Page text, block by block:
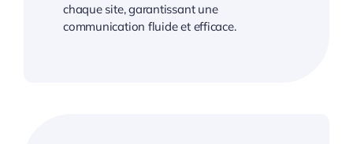
chaque site, garantissant une
communication fluide et efficace.